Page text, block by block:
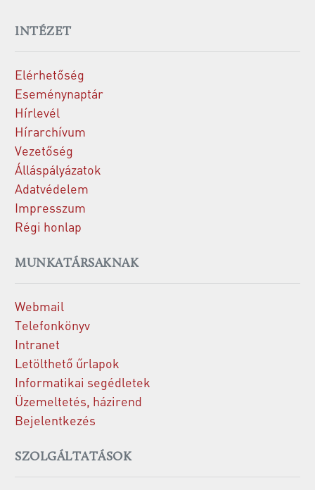
INTÉZET
Elérhetőség
Eseménynaptár
Hírlevél
Hírarchívum
Vezetőség
Álláspályázatok
Adatvédelem
Impresszum
Régi honlap
MUNKATÁRSAKNAK
Webmail
Telefonkönyv
Intranet
Letölthető űrlapok
Informatikai segédletek
Üzemeltetés, házirend
Bejelentkezés
SZOLGÁLTATÁSOK